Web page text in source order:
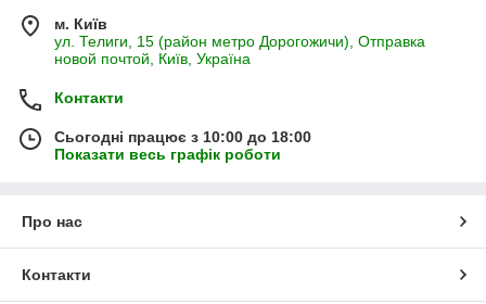
м. Київ
ул. Телиги, 15 (район метро Дорогожичи), Отправка
новой почтой, Київ, Україна
Контакти
Сьогодні працює з 10:00 до 18:00
Показати весь графік роботи
Про нас
Контакти